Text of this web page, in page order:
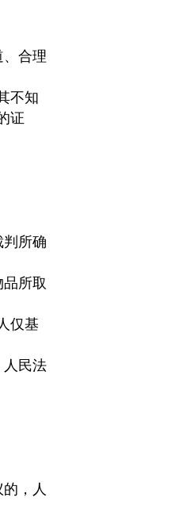
合理
不知
证
所确
所取
仅基
人民法
，人